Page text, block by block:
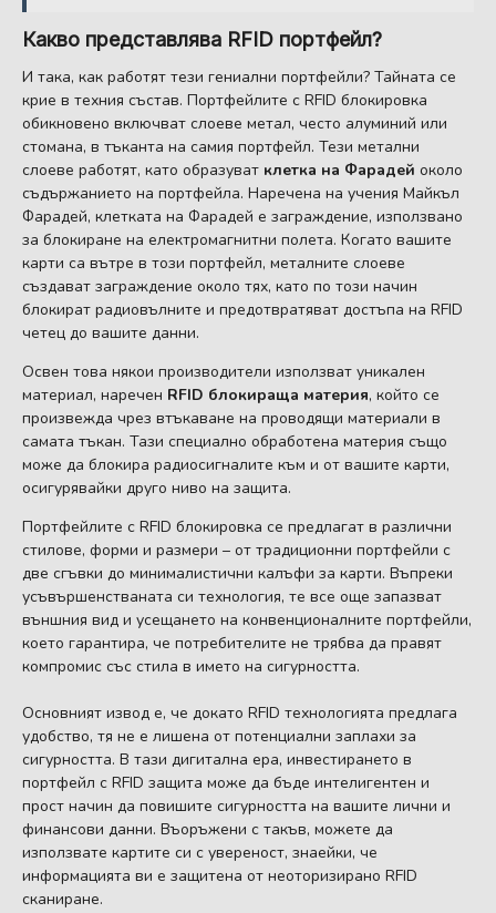
Какво представлява RFID портфейл?
И така, как работят тези гениални портфейли? Тайната се
крие в техния състав. Портфейлите с RFID блокировка
обикновено включват слоеве метал, често алуминий или
стомана, в тъканта на самия портфейл. Тези метални
слоеве работят, като образуват клетка на Фарадей около
съдържанието на портфейла. Наречена на учения Майкъл
Фарадей, клетката на Фарадей е заграждение, използвано
за блокиране на електромагнитни полета. Когато вашите
карти са вътре в този портфейл, металните слоеве
създават заграждение около тях, като по този начин
блокират радиовълните и предотвратяват достъпа на RFID
четец до вашите данни.
Освен това някои производители използват уникален
материал, наречен RFID блокираща материя, който се
произвежда чрез втъкаване на проводящи материали в
самата тъкан. Тази специално обработена материя също
може да блокира радиосигналите към и от вашите карти,
осигурявайки друго ниво на защита.
Портфейлите с RFID блокировка се предлагат в различни
стилове, форми и размери – от традиционни портфейли с
две сгъвки до минималистични калъфи за карти. Въпреки
усъвършенстваната си технология, те все още запазват
външния вид и усещането на конвенционалните портфейли,
което гарантира, че потребителите не трябва да правят
компромис със стила в името на сигурността.
Основният извод е, че докато RFID технологията предлага
удобство, тя не е лишена от потенциални заплахи за
сигурността. В тази дигитална ера, инвестирането в
портфейл с RFID защита може да бъде интелигентен и
прост начин да повишите сигурността на вашите лични и
финансови данни. Въоръжени с такъв, можете да
използвате картите си с увереност, знаейки, че
информацията ви е защитена от неоторизирано RFID
сканиране.